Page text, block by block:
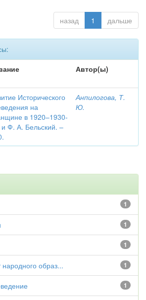
назад 1 дальше
Автор(ы)
Исторического
на
в 1920–1930-
и Ф. А. Бельский. –
Анпилогова, Т.
Ю.
1
1
1
1
народного образ...
1